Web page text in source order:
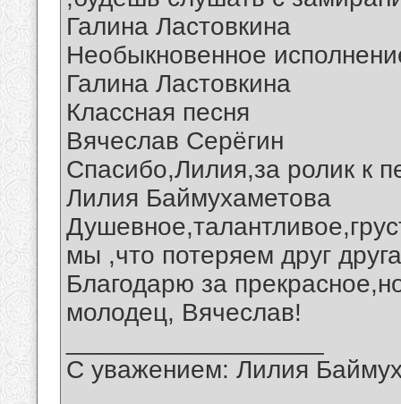
Галина Ластовкина
Необыкновенное
Галина Ластовкина
Классная песня
Вячеслав Серёгин
Спасибо,Лилия,за ролик к
Лилия Баймухаметова
мы ,что потеряем друг
Благодарю за
молодец, Вячеслав!
С уважением: Лилия